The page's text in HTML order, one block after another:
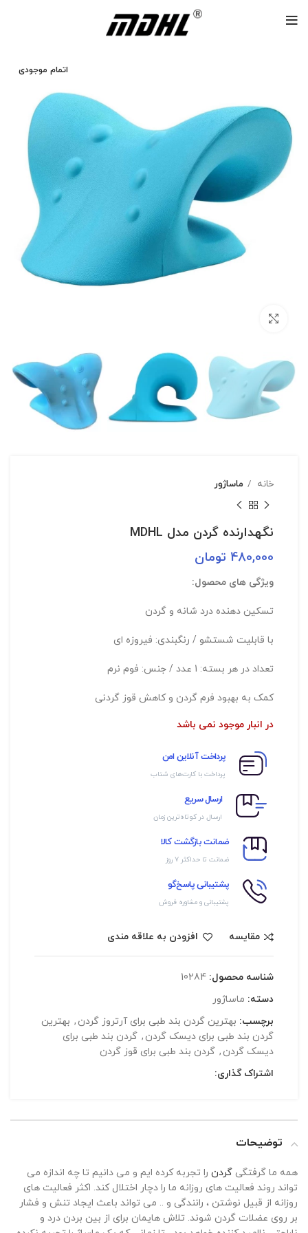
اتمام موجودی
خانه ماساژور
نگهدارنده گردن مدل MDHL
480,000 تومان
ویژگی های محصول:
تسکین دهنده درد شانه و گردن
با قابلیت شستشو / رنگبندی: فیروزه ای
تعداد در هر بسته: 1 عدد / جنس: فوم نرم
کمک به بهبود فرم گردن و کاهش قوز گردنی
در انبار موجود نمی باشد
پرداخت آنلاین امن
پرداخت با کارت‌های شتاب
ارسال سریع
ارسال در کوتاه‌ترین زمان
ضمانت بازگشت کالا
ضمانت تا حداکثر ۷ روز
پشتیبانی پاسخ‌گو
پشتیبانی و مشاوره فروش
مقایسه افزودن به علاقه مندی
شناسه محصول: 10284
دسته: ماساژور
برچسب: بهترین گردن بند طبی برای آرتروز گردن , بهترین
گردن بند طبی برای دیسک گردن , گردن بند طبی برای
دیسک گردن , گردن بند طبی برای قوز گردن
اشتراک گذاری:
توضیحات
همه ما گرفتگی گردن را تجربه کرده ایم و می دانیم تا چه اندازه می
تواند روند فعالیت های روزانه ما را دچار اختلال کند. اکثر فعالیت های
روزانه از قبیل نوشتن ، رانندگی و .. می تواند باعث ایجاد تنش و فشار
بر روی عضلات گردن شوند. تلاش هایمان برای از بین بردن درد و